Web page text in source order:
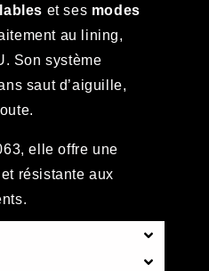
et ses modes
au lining,
Son système
saut d’aiguille,
elle offre une
résistante aux